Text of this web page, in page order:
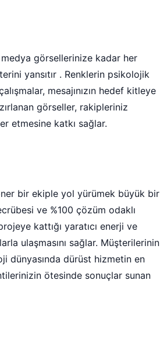
görsellerinize kadar her
yansıtır . Renklerin psikolojik
mesajınızın hedef kitleye
görseller, rakipleriniz
etmesine katkı sağlar.
bir ekiple yol yürümek büyük bir
ve %100 çözüm odaklı
kattığı yaratıcı enerji ve
ulaşmasını sağlar. Müşterilerinin
dünyasında dürüst hizmetin en
ötesinde sonuçlar sunan